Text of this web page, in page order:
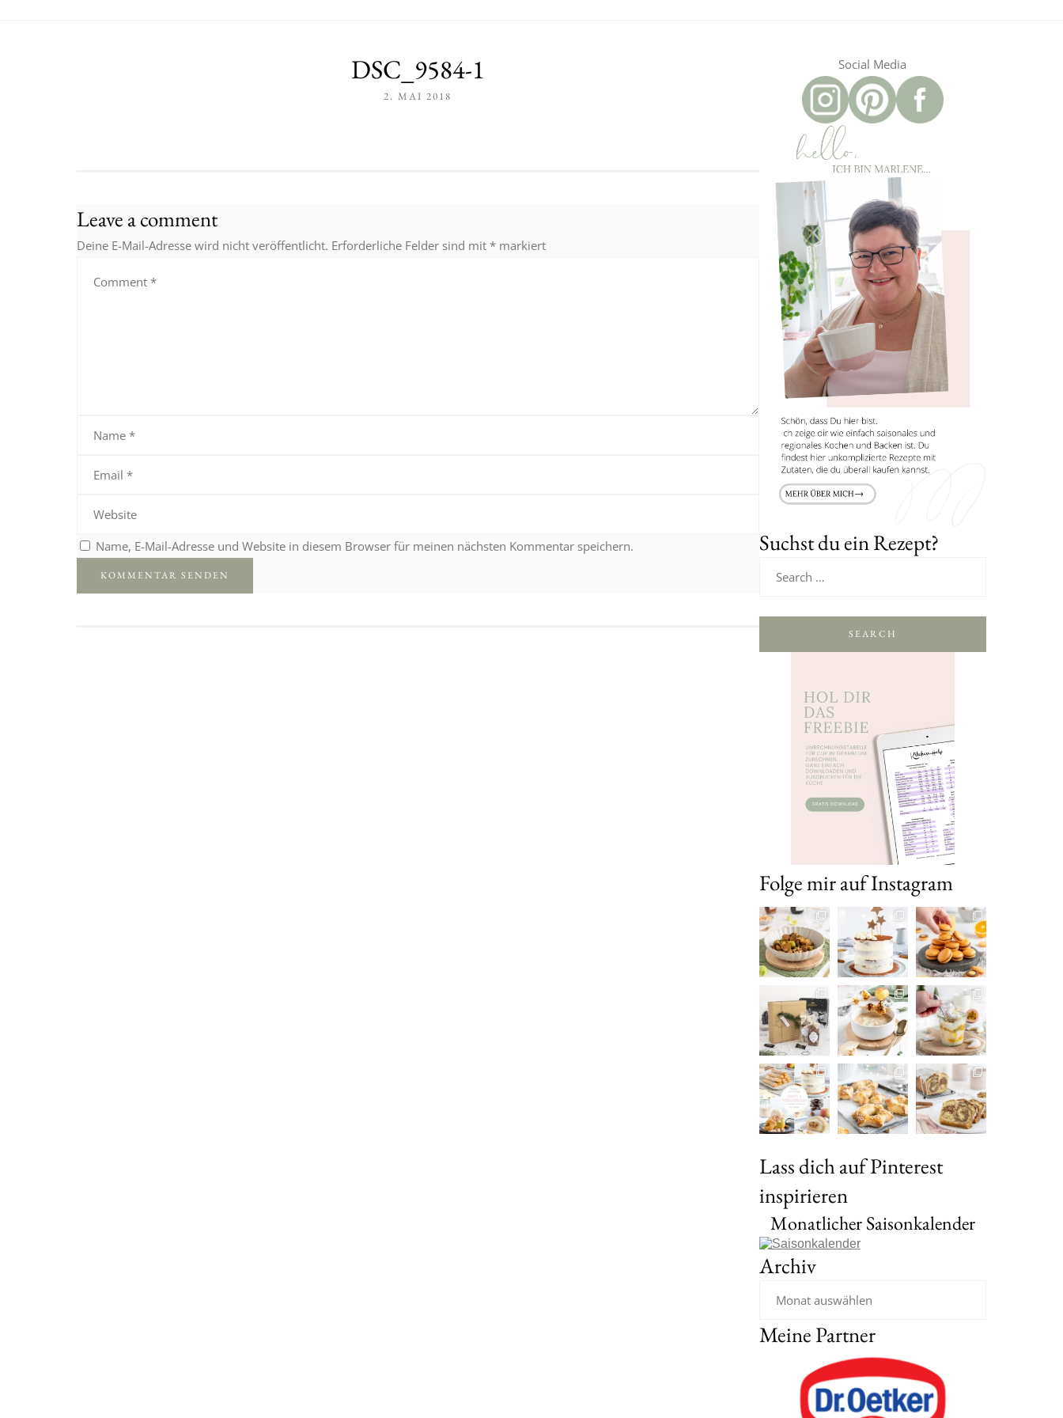
DSC_9584-1
2. MAI 2018
Leave a comment
Deine E-Mail-Adresse wird nicht veröffentlicht. Erforderliche Felder sind mit * markiert
Name, E-Mail-Adresse und Website in diesem Browser für meinen nächsten Kommentar speichern.
Social Media
Suchst du ein Rezept?
SEARCH
Folge mir auf Instagram
Lass dich auf Pinterest
inspirieren
Monatlicher Saisonkalender
Archiv
Meine Partner